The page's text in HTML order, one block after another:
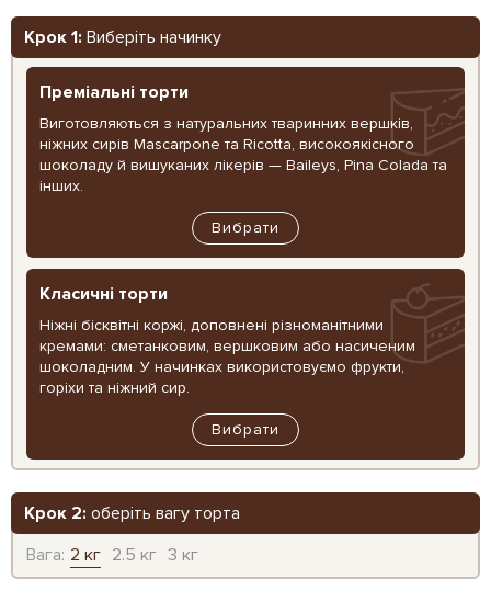
Крок 1: Виберіть начинку
Преміальні торти
Виготовляються з натуральних тваринних вершків,
ніжних сирів Mascarpone та Ricotta, високоякісного
шоколаду й вишуканих лікерів — Baileys, Pina Colada та
інших.
Вибрати
Класичні торти
Ніжні бісквітні коржі, доповнені різноманітними
кремами: сметанковим, вершковим або насиченим
шоколадним. У начинках використовуємо фрукти,
горіхи та ніжний сир.
Вибрати
Крок 2: оберіть вагу торта
Вага: 2 кг 2.5 кг 3 кг